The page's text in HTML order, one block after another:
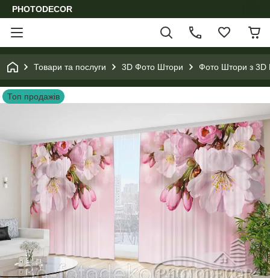
PHOTODECOR
Товари та послуги 3D Фото Штори Фото Штори з 3D
Топ продажів